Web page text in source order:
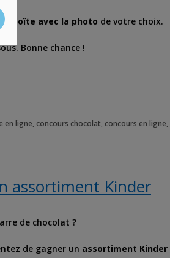
boîte avec la photo de votre choix.
Bonne chance !
en ligne concours chocolat concours en ligne
assortiment Kinder
de chocolat ?
de gagner un assortiment Kinder